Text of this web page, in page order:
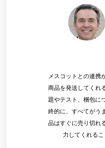
メスコットとの連携
商品を発送してくれ
題やテスト、梱包に
終的に、すべてがう
品はすぐに売り切れ
力してくれるこ